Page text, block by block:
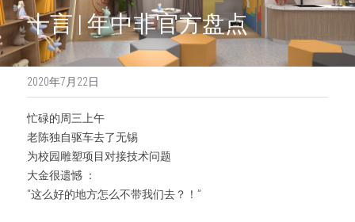
十言 | 年中非官方盘点
2020年7月22日
忙碌的周三上午
老陈独自驱车去了无锡
为校园雕塑项目对接技术问题
大金很遗憾 ：
“这么好的地方怎么不带我们去？！”